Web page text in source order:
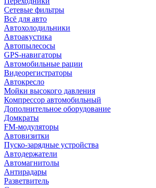
Сетевые фильтры
Всё для авто
Автохолодильники
Автоакустика
Автопылесосы
GPS-навигаторы
Автомобильные рации
Видеорегистраторы
Автокресло
Мойки высокого давления
Компрессор автомобильный
Дополнительное оборудование
Домкраты
FM-модуляторы
Автовизитки
Пуско-зарядные устройства
Автодержатели
Автомагнитолы
Антирадары
Разветвитель